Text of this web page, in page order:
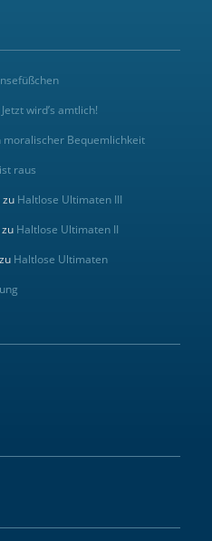
wird’s amtlich!
moralischer Bequemlichkeit
raus
zu Haltlose Ultimaten III
zu Haltlose Ultimaten II
zu Haltlose Ultimaten